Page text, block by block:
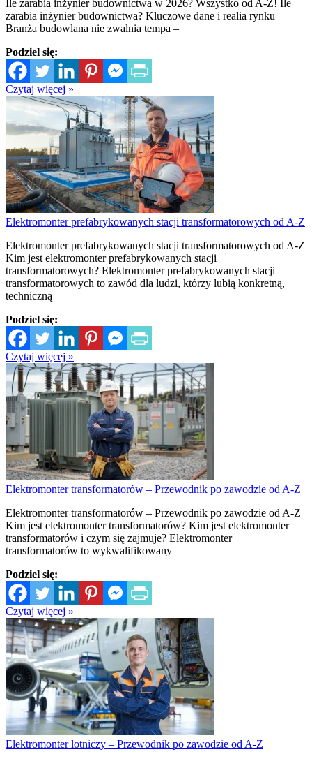
Ile zarabia inżynier budownictwa w 2026? Wszystko od A-Z! Ile
zarabia inżynier budownictwa? Kluczowe dane i realia rynku
Branża budowlana nie zwalnia tempa –
Podziel się:
Czytaj więcej »
Elektromonter prefabrykowanych stacji transformatorowych od A-Z
Elektromonter prefabrykowanych stacji transformatorowych od A-Z
Kim jest elektromonter prefabrykowanych stacji
transformatorowych? Elektromonter prefabrykowanych stacji
transformatorowych to zawód dla ludzi, którzy lubią konkretną,
techniczną
Podziel się:
Czytaj więcej »
Elektromonter transformatorów – Przewodnik po zawodzie od A-Z
Elektromonter transformatorów – Przewodnik po zawodzie od A-Z
Kim jest elektromonter transformatorów? Kim jest elektromonter
transformatorów i czym się zajmuje? Elektromonter
transformatorów to wykwalifikowany
Podziel się:
Czytaj więcej »
Elektromonter lotniczy – Przewodnik po zawodzie od A-Z